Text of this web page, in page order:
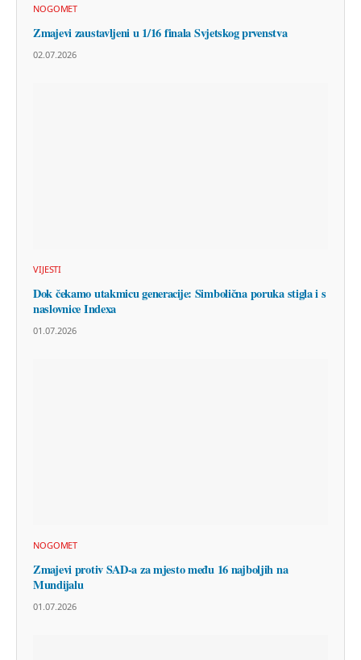
NOGOMET
Zmajevi zaustavljeni u 1/16 finala Svjetskog prvenstva
02.07.2026
VIJESTI
Dok čekamo utakmicu generacije: Simbolična poruka stigla i s
naslovnice Indexa
01.07.2026
NOGOMET
Zmajevi protiv SAD-a za mjesto među 16 najboljih na
Mundijalu
01.07.2026